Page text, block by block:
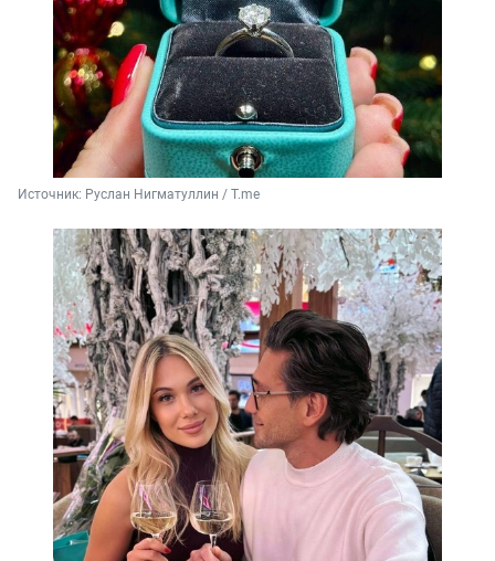
Источник: Руслан Нигматуллин / T.me